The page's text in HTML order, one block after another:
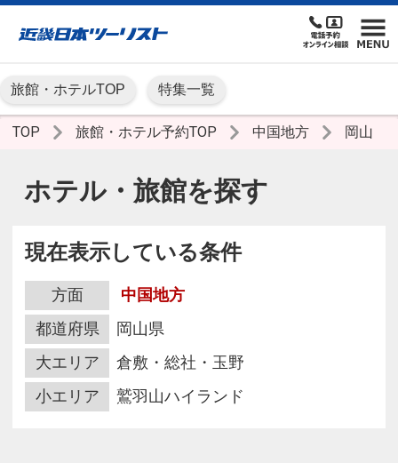
旅館・ホテルTOP 特集一覧
TOP 旅館・ホテル予約TOP 中国地方 岡山
ホテル・旅館を探す
現在表示している条件
方面
中国地方
都道府県
岡山県
大エリア
倉敷・総社・玉野
小エリア
鷲羽山ハイランド